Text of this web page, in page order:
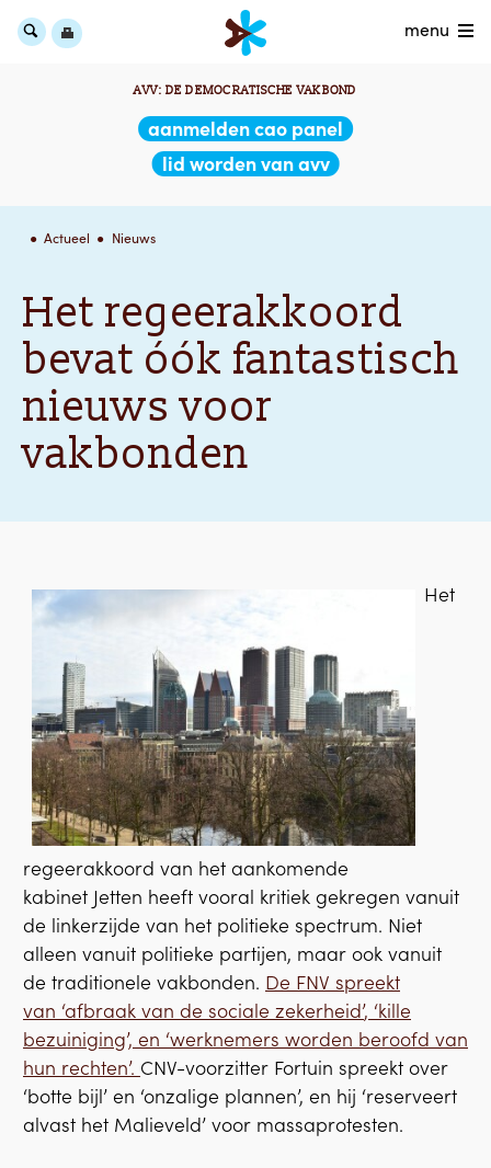
aanmelden cao panel
lid worden van avv
menu
AVV: DE DEMOCRATISCHE VAKBOND
Actueel Nieuws
Het regeerakkoord
bevat óók fantastisch
nieuws voor
vakbonden
Het
regeerakkoord van het aankomende
kabinet Jetten heeft vooral kritiek gekregen vanuit
de linkerzijde van het politieke spectrum. Niet
alleen vanuit politieke partijen, maar ook vanuit
de traditionele vakbonden. De FNV spreekt
van ‘afbraak van de sociale zekerheid’, ‘kille
bezuiniging’, en ‘werknemers worden beroofd van
hun rechten’. CNV-voorzitter Fortuin spreekt over
‘botte bijl’ en ‘onzalige plannen’, en hij ‘reserveert
alvast het Malieveld’ voor massaprotesten.